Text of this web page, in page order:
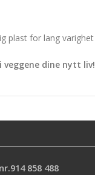
plast for lang varighet
veggene dine nytt liv!
858 488